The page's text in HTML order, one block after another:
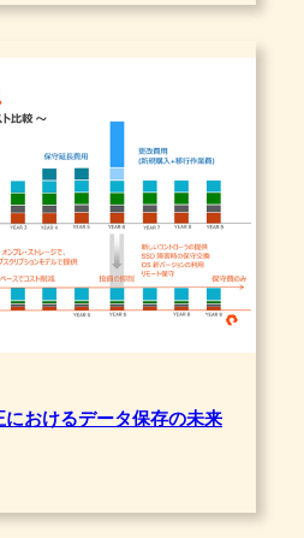
おけるデータ保存の未来